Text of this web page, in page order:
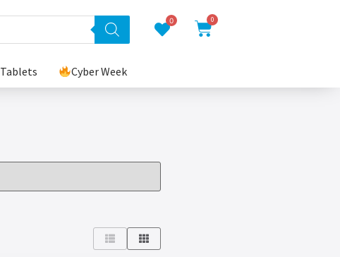
0 0
Tablets Cyber Week